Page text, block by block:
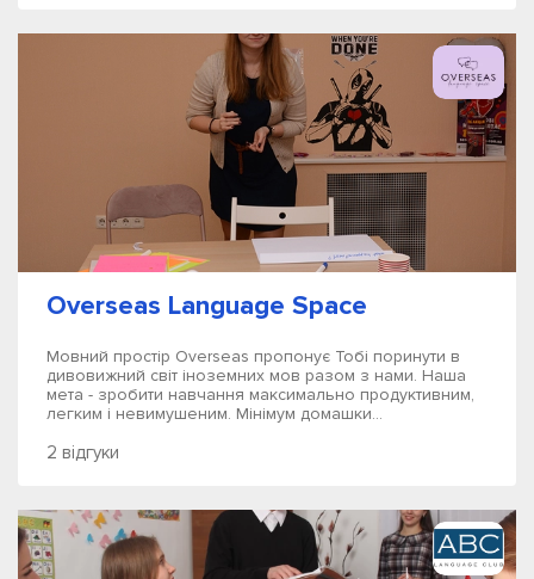
Overseas Language Space
Мовний простір Overseas пропонує Тобі поринути в
дивовижний світ іноземних мов разом з нами. Наша
мета - зробити навчання максимально продуктивним,
легким і невимушеним. Мінімум домашки...
2 відгуки